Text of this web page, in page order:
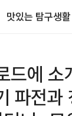
맛있는 탐구생활
드에 소
파전과